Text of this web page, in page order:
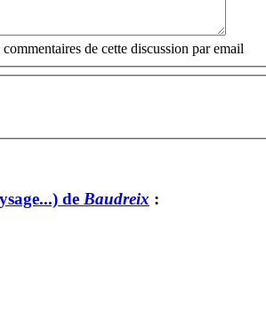
de cette discussion par email
de Baudreix :